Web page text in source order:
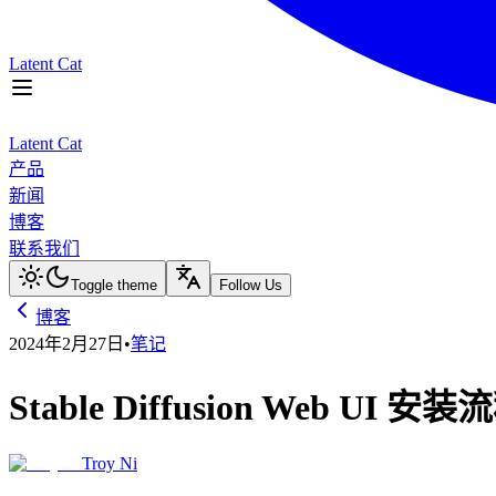
Latent Cat
新闻
博客
联系我们
Latent Cat
产品
新闻
博客
联系我们
Toggle theme Follow Us
博客
2024年2月27日 •笔记
Stable Diffusion Web UI 安装
Troy Ni